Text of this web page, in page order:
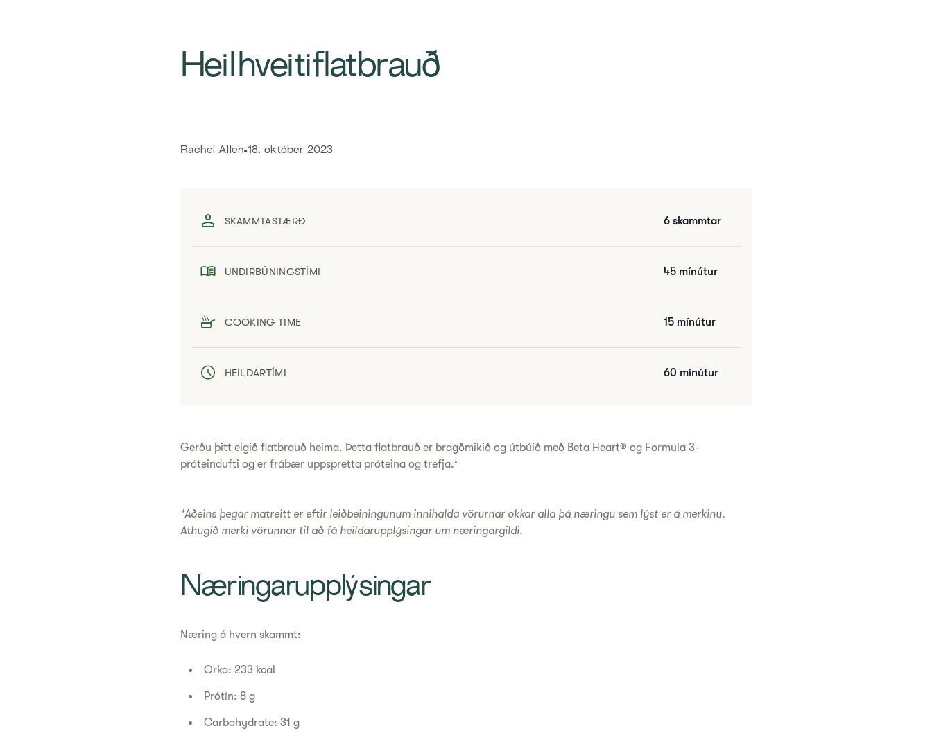
​Heilhveitiflatbrauð
​​Rachel Allen​ 18. október 2023
SKAMMTASTÆRÐ 6 skammtar
UNDIRBÚNINGSTÍMI 45 mínútur
COOKING TIME 15 mínútur
HEILDARTÍMI 60 mínútur
Gerðu þitt eigið flatbrauð heima. Þetta flatbrauð er bragðmikið og útbúið með Beta Heart® og Formula 3-
próteindufti og er frábær uppspretta próteina og trefja.*
*Aðeins þegar matreitt er eftir leiðbeiningunum innihalda vörurnar okkar alla þá næringu sem lýst er á merkinu.
Athugið merki vörunnar til að fá heildarupplýsingar um næringargildi.
​Næringarupplýsingar
Næring á hvern skammt:
Orka: 233 kcal
Prótín: 8 g
Carbohydrate: 31 g